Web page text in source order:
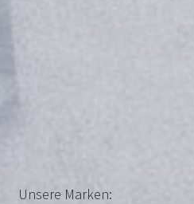
Unsere Marken: